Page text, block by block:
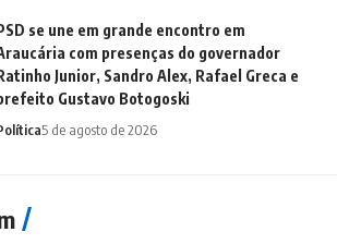
se une em grande encontro em
com presenças do governador
Junior, Sandro Alex, Rafael Greca e
Gustavo Botogoski
5 de agosto de 2026